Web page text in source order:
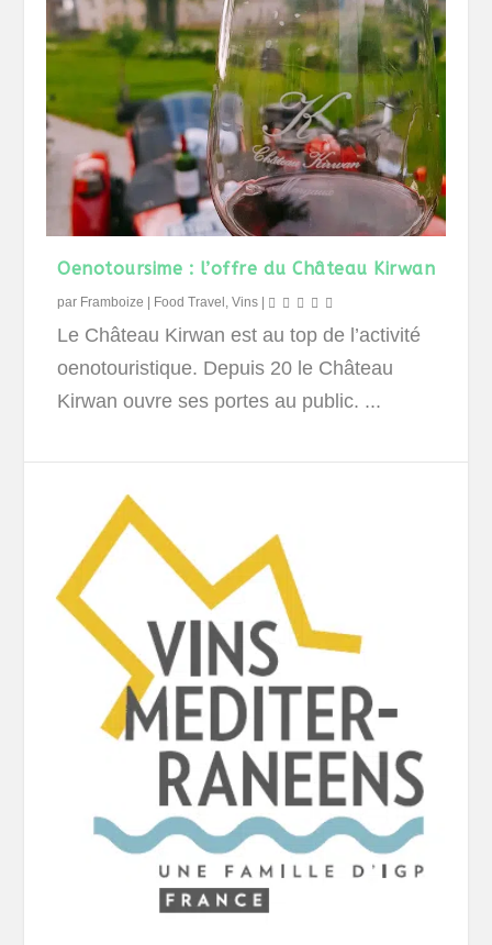
Oenotoursime : l’offre du Château Kirwan
par Framboize Food Travel ,Vins
Le Château Kirwan est au top de l’activité
oenotouristique. Depuis 20 le Château
Kirwan ouvre ses portes au public. ...